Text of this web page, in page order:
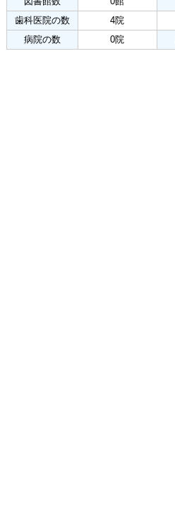
歯科医院の数
4院
病院の数
0院